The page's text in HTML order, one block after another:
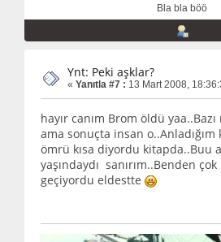
Bla bla böö
Ynt: Peki aşklar?
« Yanıtla #7 : 13 Mart 2008,
hayır canım Brom öldü
ama sonuçta insan o..Anladığım
ömrü kısa diyordu kitapda..Buu
yaşındaydı sanırım..Benden
geçiyordu eldestte